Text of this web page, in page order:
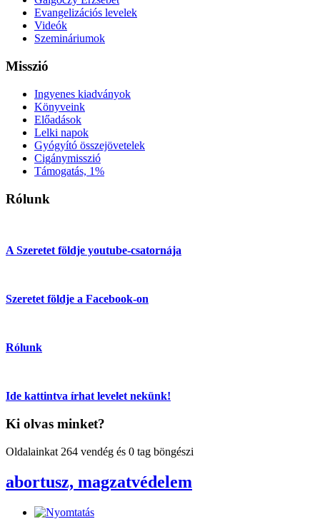
Evangelizációs levelek
Videók
Szemináriumok
Misszió
Ingyenes kiadványok
Könyveink
Előadások
Lelki napok
Gyógyító összejövetelek
Cigánymisszió
Támogatás, 1%
Rólunk
A Szeretet földje youtube-csatornája
Szeretet földje a Facebook-on
Rólunk
Ide kattintva írhat levelet nekünk!
Ki olvas minket?
Oldalainkat 264 vendég és 0 tag böngészi
abortusz, magzatvédelem